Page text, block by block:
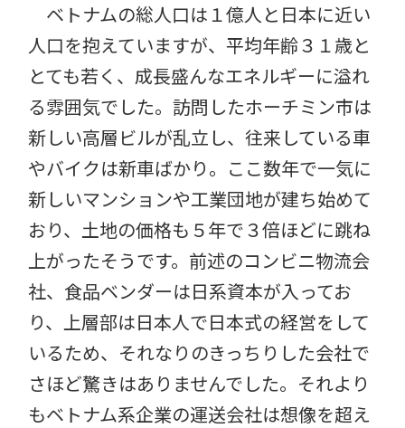
ベトナムの総人口は１億人と日本に近い
人口を抱えていますが、平均年齢３１歳と
とても若く、成長盛んなエネルギーに溢れ
る雰囲気でした。訪問したホーチミン市は
新しい高層ビルが乱立し、往来している車
やバイクは新車ばかり。ここ数年で一気に
新しいマンションや工業団地が建ち始めて
おり、土地の価格も５年で３倍ほどに跳ね
上がったそうです。前述のコンビニ物流会
社、食品ベンダーは日系資本が入ってお
り、上層部は日本人で日本式の経営をして
いるため、それなりのきっちりした会社で
さほど驚きはありませんでした。それより
もベトナム系企業の運送会社は想像を超え